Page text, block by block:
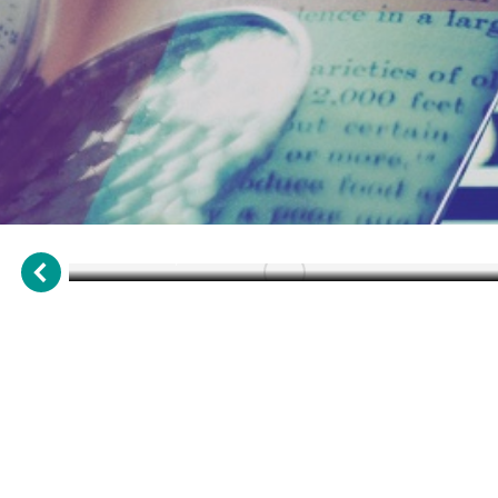
31 de marzo de 1727: Fallece el
matemático y físico Isaac
Newton